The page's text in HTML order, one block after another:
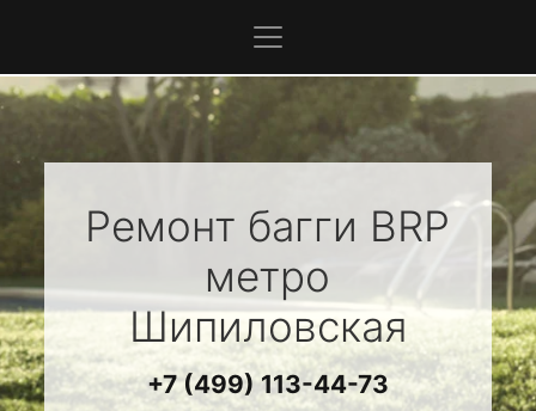
Ремонт багги BRP
метро
Шипиловская
+7 (499) 113-44-73